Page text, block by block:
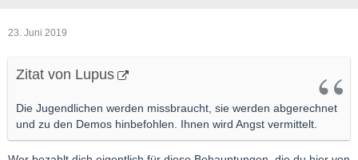
23. Juni 2019
Zitat von Lupus
Die Jugendlichen werden missbraucht, sie werden abgerechnet
und zu den Demos hinbefohlen. Ihnen wird Angst vermittelt.